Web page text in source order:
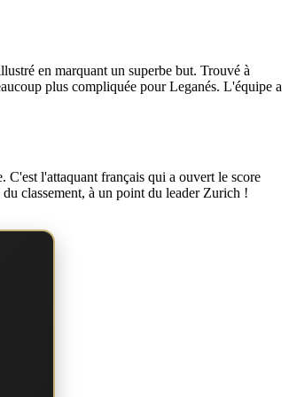
en marquant un superbe but. Trouvé à
plus compliquée pour Leganés. L'équipe a
l'attaquant français qui a ouvert le score
classement, à un point du leader Zurich !